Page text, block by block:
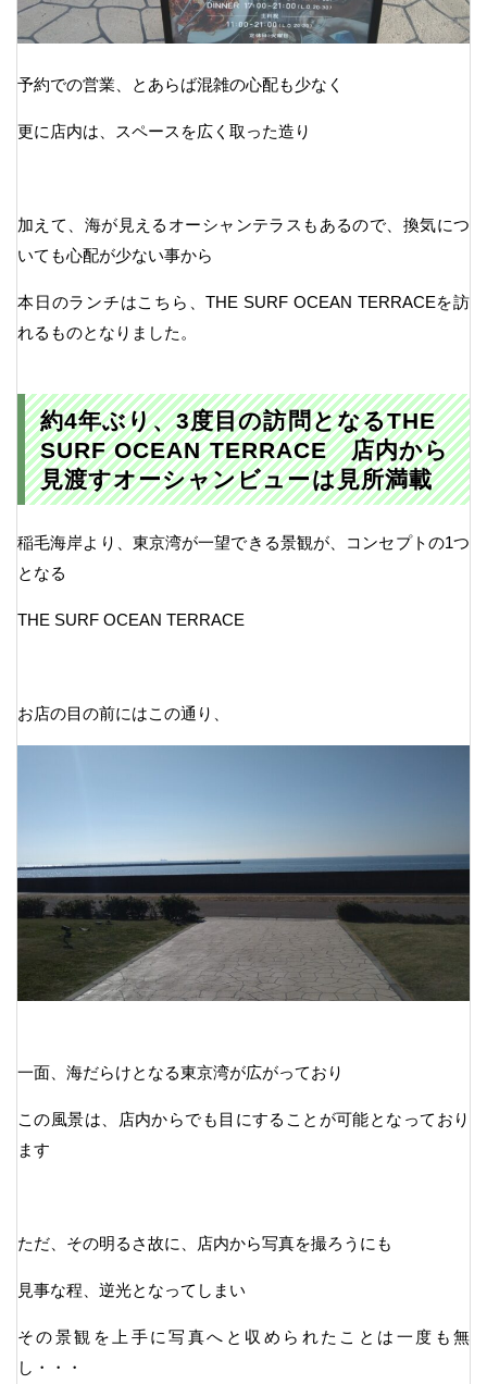
予約での営業、とあらば混雑の心配も少なく
更に店内は、スペースを広く取った造り
加えて、海が見えるオーシャンテラスもあるので、換気につ
いても心配が少ない事から
本日のランチはこちら、THE SURF OCEAN TERRACEを訪
れるものとなりました。
約4年ぶり、3度目の訪問となるTHE
SURF OCEAN TERRACE 店内から
見渡すオーシャンビューは見所満載
稲毛海岸より、東京湾が一望できる景観が、コンセプトの1つ
となる
THE SURF OCEAN TERRACE
お店の目の前にはこの通り、
一面、海だらけとなる東京湾が広がっており
この風景は、店内からでも目にすることが可能となっており
ます
ただ、その明るさ故に、店内から写真を撮ろうにも
見事な程、逆光となってしまい
その景観を上手に写真へと収められたことは一度も無
し・・・